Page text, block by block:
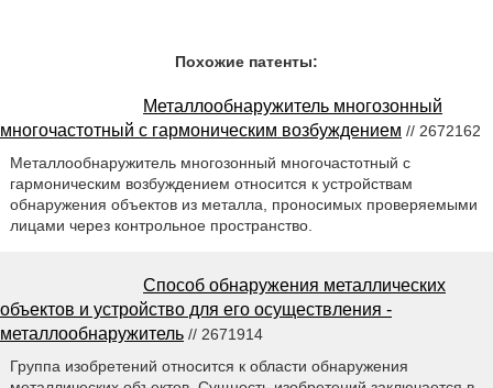
Похожие патенты:
Металлообнаружитель многозонный
многочастотный с гармоническим возбуждением // 2672162
Металлообнаружитель многозонный многочастотный с
гармоническим возбуждением относится к устройствам
обнаружения объектов из металла, проносимых проверяемыми
лицами через контрольное пространство.
Способ обнаружения металлических
объектов и устройство для его осуществления -
металлообнаружитель // 2671914
Группа изобретений относится к области обнаружения